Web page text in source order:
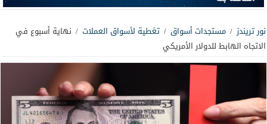
نور تريندز / مستجدات أسواق / تغطية لأسواق العملات / نهاية أسبوع في
الاتجاه الهابط للدولار الأمريكي